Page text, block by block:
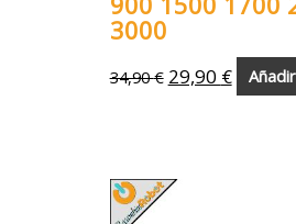
3000
34,90€ 29,90 €